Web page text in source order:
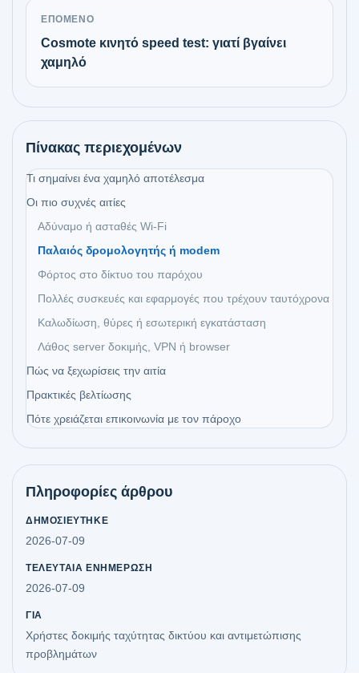
ΕΠΌΜΕΝΟ
Cosmote κινητό speed test: γιατί βγαίνει
χαμηλό
Πίνακας περιεχομένων
Τι σημαίνει ένα χαμηλό αποτέλεσμα
Οι πιο συχνές αιτίες
Αδύναμο ή ασταθές Wi‑Fi
Παλαιός δρομολογητής ή modem
Φόρτος στο δίκτυο του παρόχου
Πολλές συσκευές και εφαρμογές που τρέχουν ταυτόχρονα
Καλωδίωση, θύρες ή εσωτερική εγκατάσταση
Λάθος server δοκιμής, VPN ή browser
Πώς να ξεχωρίσεις την αιτία
Πρακτικές βελτίωσης
Πότε χρειάζεται επικοινωνία με τον πάροχο
Πληροφορίες άρθρου
ΔΗΜΟΣΙΕΎΤΗΚΕ
2026-07-09
ΤΕΛΕΥΤΑΊΑ ΕΝΗΜΈΡΩΣΗ
2026-07-09
ΓΙΑ
Χρήστες δοκιμής ταχύτητας δικτύου και αντιμετώπισης
προβλημάτων